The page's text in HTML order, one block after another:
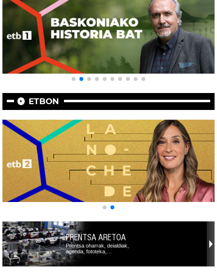
ETBON
PRENTSA ARETOA
Prentsa oharrak, deialdiak,
agenda, fototeka,…